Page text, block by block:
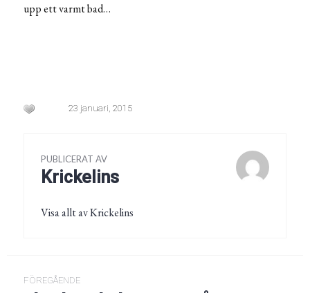
upp ett varmt bad…
23 januari, 2015
PUBLICERAT AV
Krickelins
Visa allt av Krickelins
FÖREGÅENDE